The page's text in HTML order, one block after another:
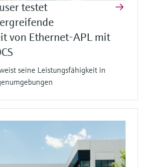
testet
von Ethernet-APL mit
seine Leistungsfähigkeit in